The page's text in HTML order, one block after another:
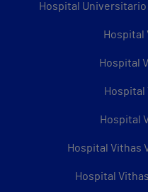
Hospital Universitario
Hospital
Hospital
Hospital
Hospital
Hospital Vithas
Hospital